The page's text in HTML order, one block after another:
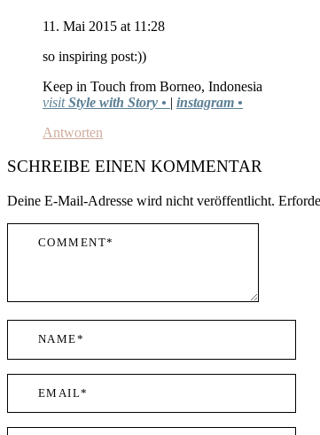
11. Mai 2015 at 11:28
so inspiring post:))
Keep in Touch from Borneo, Indonesia
visitStyle with Story • | instagram •
Antworten
SCHREIBE EINEN KOMMENTAR
Deine E-Mail-Adresse wird nicht veröffentlicht.